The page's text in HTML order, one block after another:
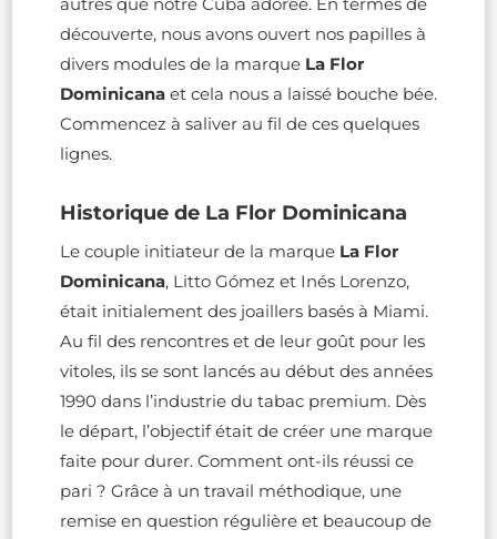
découverte, nous avons ouvert nos papilles à
divers modules de la marque La Flor
Dominicanaet cela nous a laissé bouche bée.
Commencez à saliver au fil de ces quelques
lignes.
Historique de La Flor Dominicana
Le couple initiateur de la marque La Flor
Dominicana, Litto Gómez et Inés Lorenzo,
était initialement des joaillers basés à Miami.
Au fil des rencontres et de leur goût pour les
vitoles, ils se sont lancés au début des années
1990 dans l’industrie du tabac premium. Dès
le départ, l’objectif était de créer une marque
faite pour durer. Comment ont-ils réussi ce
pari ? Grâce à un travail méthodique, une
remise en question régulière et beaucoup de